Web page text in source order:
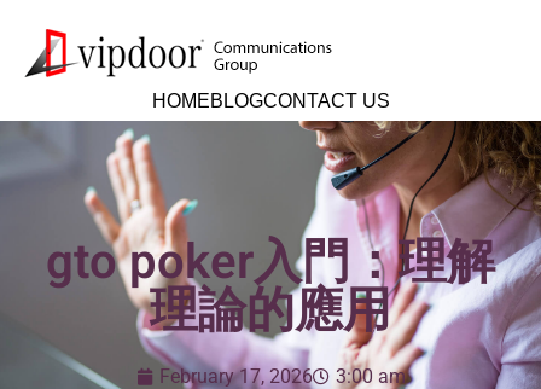
HOMEBLOGCONTACT US
gto poker入門：理解
理論的應用
February 17, 2026 3:00 am